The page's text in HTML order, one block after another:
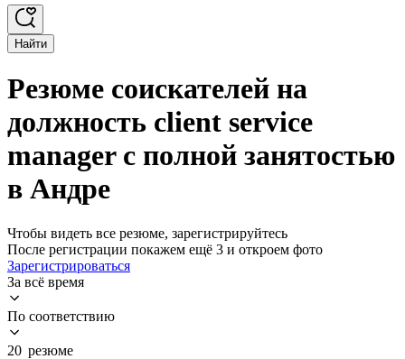
Найти
Резюме соискателей на
должность client service
manager с полной занятостью
в Андре
Чтобы видеть все резюме, зарегистрируйтесь
После регистрации покажем ещё 3 и откроем фото
Зарегистрироваться
За всё время
По соответствию
20 резюме